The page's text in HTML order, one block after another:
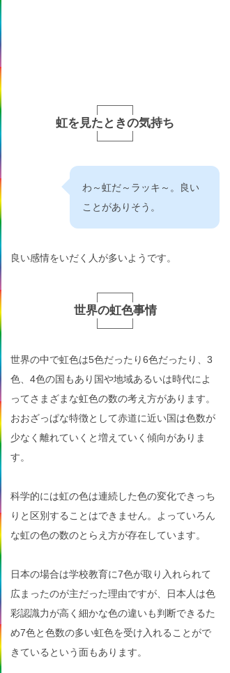
虹を見たときの気持ち
わ～虹だ～ラッキ～。良い
ことがありそう。
良い感情をいだく人が多いようです。
世界の虹色事情
世界の中で虹色は5色だったり6色だったり、3
色、4色の国もあり国や地域あるいは時代によ
ってさまざまな虹色の数の考え方があります。
おおざっぱな特徴として赤道に近い国は色数が
少なく離れていくと増えていく傾向がありま
す。
科学的には虹の色は連続した色の変化できっち
りと区別することはできません。よっていろん
な虹の色の数のとらえ方が存在しています。
日本の場合は学校教育に7色が取り入れられて
広まったのが主だった理由ですが、日本人は色
彩認識力が高く細かな色の違いも判断できるた
め7色と色数の多い虹色を受け入れることがで
きているという面もあります。